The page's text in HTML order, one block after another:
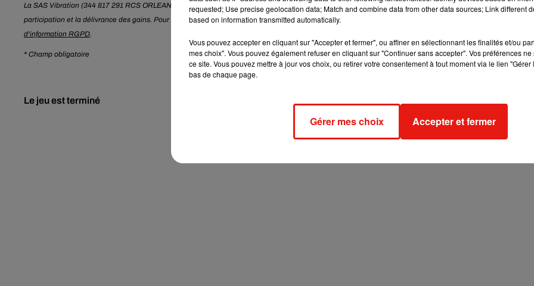
La SAS Vibration (344 817 291 RCS ORLEANS) traite les données recueillies pour l’organisation de ses jeux concours, notamment pour l’enregistrement de la
participation et la délivrance des gains. Pour en savoir plus sur la gestion de vos données personnelles et pour exercer vos droits,
d'information RGPD.
* Champ obligatoire
Le jeu est terminé
requested; Use precise geolocation data; Match and combine data from other data sources; Link different
based on information transmitted automatically.
Vous pouvez accepter en cliquant sur "Accepter et fermer", ou affiner en sélectionnant les finalités et/ou
mes choix". Vous pouvez également refuser en cliquant sur "Continuer sans accepter". Vos préférences
ce site. Vous pouvez mettre à jour vos choix, ou retirer votre consentement à tout moment via le lien
bas de chaque page.
Gérer mes choix Accepter et fermer